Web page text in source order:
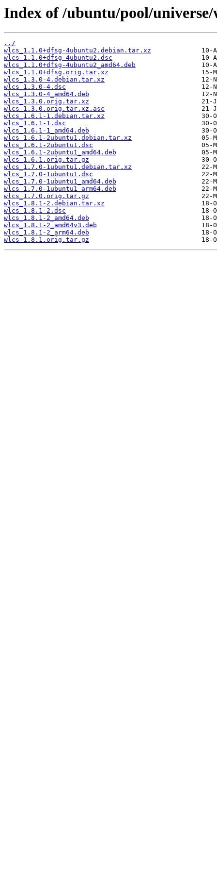
Index of /ubuntu/pool/universe/
../
wlcs_1.1.0+dfsg-4ubuntu2.debian.tar.xz
wlcs_1.1.0+dfsg-4ubuntu2.dsc
wlcs_1.1.0+dfsg-4ubuntu2_amd64.deb
wlcs_1.1.0+dfsg.orig.tar.xz
wlcs_1.3.0-4.debian.tar.xz
wlcs_1.3.0-4.dsc
wlcs_1.3.0-4_amd64.deb
wlcs_1.3.0.orig.tar.xz
wlcs_1.3.0.orig.tar.xz.asc
wlcs_1.6.1-1.debian.tar.xz
wlcs_1.6.1-1.dsc
wlcs_1.6.1-1_amd64.deb
wlcs_1.6.1-2ubuntu1.debian.tar.xz
wlcs_1.6.1-2ubuntu1.dsc
wlcs_1.6.1-2ubuntu1_amd64.deb
wlcs_1.6.1.orig.tar.gz
wlcs_1.7.0-1ubuntu1.debian.tar.xz
wlcs_1.7.0-1ubuntu1.dsc
wlcs_1.7.0-1ubuntu1_amd64.deb
wlcs_1.7.0-1ubuntu1_arm64.deb
wlcs_1.7.0.orig.tar.gz
wlcs_1.8.1-2.debian.tar.xz
wlcs_1.8.1-2.dsc
wlcs_1.8.1-2_amd64.deb
wlcs_1.8.1-2_amd64v3.deb
wlcs_1.8.1-2_arm64.deb
wlcs_1.8.1.orig.tar.gz